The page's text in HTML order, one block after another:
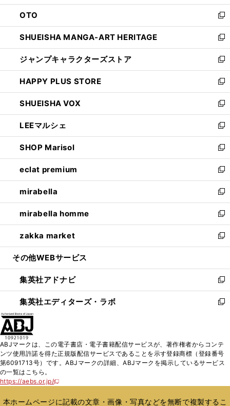
ウ
で
開
く
ン
ド
ウ
で
開
く
OTO
新
し
い
ウ
ィ
ン
ド
ウ
で
開
く
SHUEISHA MANGA-ART HERITAGE
新
し
い
ウ
ィ
ン
ド
ウ
で
開
く
ジャンプキャラクターズストア
新
し
い
ウ
ィ
ン
ド
ウ
で
開
く
HAPPY PLUS STORE
新
し
い
ウ
ィ
ン
ド
ウ
で
開
く
SHUEISHA VOX
新
し
い
ウ
ィ
ン
ド
ウ
で
開
く
LEEマルシェ
新
し
い
ウ
ィ
ン
ド
ウ
で
開
く
SHOP Marisol
新
し
い
ウ
ィ
ン
ド
ウ
で
開
eclat premium
新
し
い
ウ
ィ
ン
ド
ウ
開
く
mirabella
新
し
い
ウ
ィ
ン
ウ
で
開
く
mirabella homme
新
し
い
ウ
ン
ド
ウ
で
zakka market
新
し
ウ
ィ
ン
ド
く
その他WEBサービス
集英社アドナビ
新
し
い
ド
ウ
で
集英社エディターズ・ラボ
新
ィ
ン
ド
開
ABJマークは、この電子書店・電子書籍配信サービスが、著作権者からコンテ
ンツ使用許諾を得た正規版配信サービスであることを示す登録商標（登録番号
第6091713号）です。ABJマークの詳細、ABJマークを掲示しているサービス
の一覧はこちら。
https://aebs.or.jp/
新
い
本ホームページに記載の文章・画像・写真などを無断で複製するこ